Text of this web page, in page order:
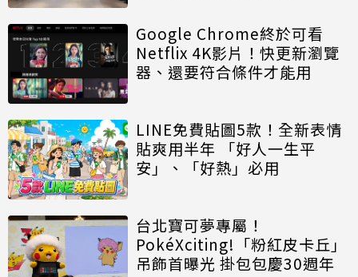
Google Chrome終於可看
Netflix 4K影片！快更新瀏覽
器、還要符合條件才能用
LINE免費貼圖5款！全新表情
貼爽用半年 「好人一生平
安」、「好熱」必用
台北寶可夢專屬！
PokéXciting!「粉紅皮卡丘」
吊飾首曝光 掛包包慶30週年